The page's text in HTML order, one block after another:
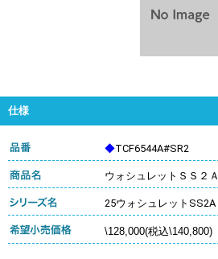
仕様
◆TCF6544A#SR2
ウォシュレットＳＳ２Ａ
25ウォシュレットSS2A
\128,000(税込\140,800)